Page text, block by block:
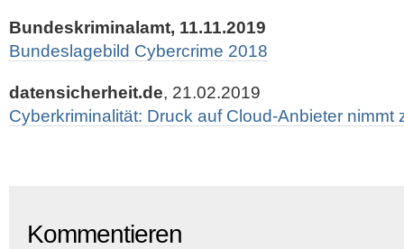
Bundeskriminalamt, 11.11.2019
Bundeslagebild Cybercrime 2018
datensicherheit.de, 21.02.2019
Cyberkriminalität: Druck auf Cloud-Anbieter nimmt
Kommentieren